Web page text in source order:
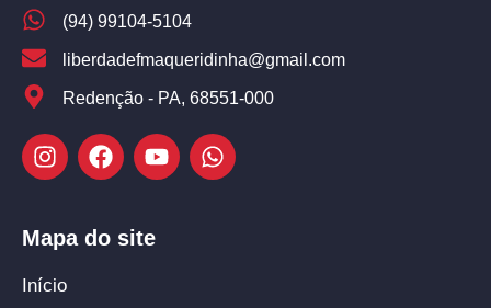
(94) 99104-5104
liberdadefmaqueridinha@gmail.com
Redenção - PA, 68551-000
Mapa do site
Início